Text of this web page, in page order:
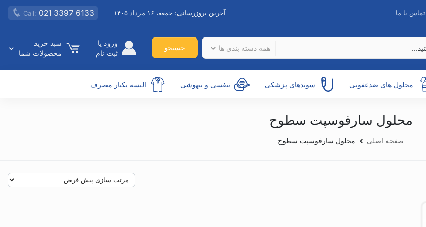
تماس با ما آخرین بروزرسانی: جمعه، ۱۶ مرداد ۱۴۰۵ Call: 021 3397 6133
همه دسته بندی ها جستجو
ورود یا
ثبت نام
سبد خرید
محصولات شما
محلول های ضدعفونی سوندهای پزشکی تنفسی و بیهوشی البسه یکبار مصرف
محلول سارفوسپت سطوح
صفحه اصلی محلول سارفوسپت سطوح